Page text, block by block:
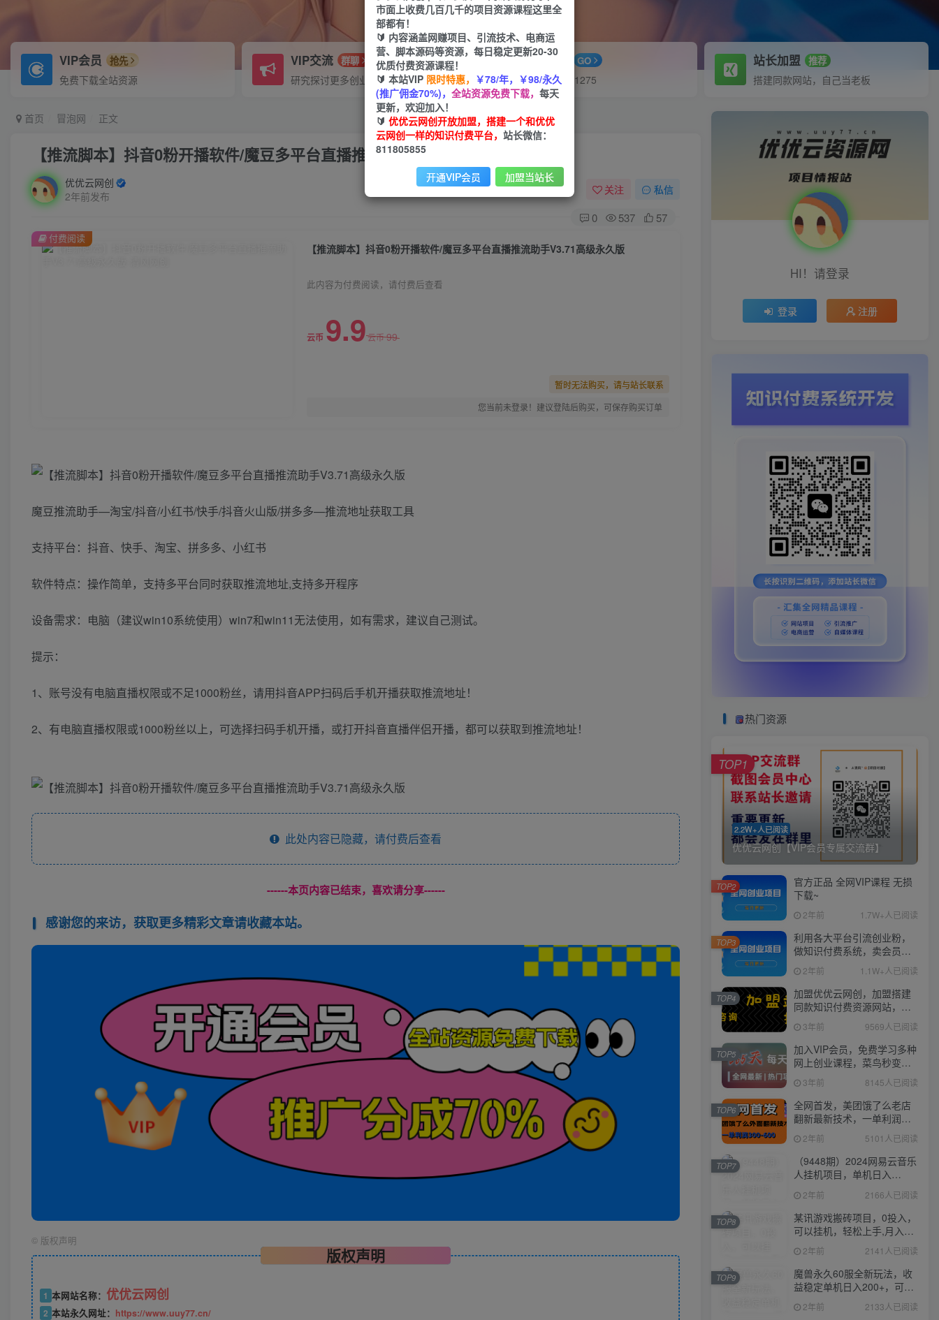
VIP会员 抢先
免费下载全站资源
VIP交流 群聊
研究探讨更多创业项目路子。
APP下载 GO
站长V：hu91275
站长加盟 推荐
搭建同款网站，自己当老板
首页 冒泡网 正文
【推流脚本】抖音0粉开播软件/魔豆多平台直播推流助手V3.71高级永久版
优优云网创
2年前发布
关注 私信
0 537 57
【推流脚本】抖音0粉开播软件/魔豆多平台直播推流助手V3.71高级永久版
此内容为付费阅读，请付费后查看
云币 9.9云币99
暂时无法购买，请与站长联系
您当前未登录！建议登陆后购买，可保存购买订单
付费阅读
魔豆推流助手—淘宝/抖音/小红书/快手/抖音火山版/拼多多—推流地址获取工具
支持平台：抖音、快手、淘宝、拼多多、小红书
软件特点：操作简单，支持多平台同时获取推流地址,支持多开程序
设备需求：电脑（建议win10系统使用）win7和win11无法使用，如有需求，建议自己测试。
提示：
1、账号没有电脑直播权限或不足1000粉丝，请用抖音APP扫码后手机开播获取推流地址！
2、有电脑直播权限或1000粉丝以上，可选择扫码手机开播，或打开抖音直播伴侣开播，都可以获取到推流地址！
此处内容已隐藏，请付费后查看
------本页内容已结束，喜欢请分享------
感谢您的来访，获取更多精彩文章请收藏本站。
© 版权声明
版权声明
1 本网站名称： 优优云网创
2 本站永久网址： https://www.uuy77.cn/
HI！请登录
登录 注册
热门资源
2.2W+人已阅读
优优云网创【VIP会员专属交流群】
TOP1
官方正品 全网VIP课程 无损
下载~
2年前 1.7W+人已阅读
TOP2
利用各大平台引流创业粉，
做知识付费系统，卖会员，
卖课程，实现日入几百几千
2年前 1.1W+人已阅读
TOP3
加盟优优云网创，加盟搭建
同款知识付费资源网站，实
现长期稳定被动收入~
3年前 9569人已阅读
TOP4
加入VIP会员，免费学习多种
网上创业课程，菜鸟秒变大
神！
3年前 8145人已阅读
TOP5
全网首发，美团饿了么老店
翻新最新技术，一单利润
300-600
2年前 5101人已阅读
TOP6
（9448期）2024网易云音乐
人挂机项目，单机日入
150+，无脑月入5000+
2年前 2166人已阅读
TOP7
某讯游戏搬砖项目，0投入，
可以挂机，轻松上手,月入
3000+上不封顶
2年前 2141人已阅读
TOP8
魔兽永久60服全新玩法，收
益稳定单机日入200+，可以
多开矩阵操作。
2年前 2133人已阅读
TOP9
市面上收费几百几千的项目资源课程这里全
部都有！
🔰 内容涵盖网赚项目、引流技术、电商运
营、脚本源码等资源，每日稳定更新20-30
优质付费资源课程！
🔰 本站VIP 限时特惠， ￥78/年，￥98/永久
(推广佣金70%)， 全站资源免费下载， 每天
更新，欢迎加入！
🔰 优优云网创开放加盟，搭建一个和优优
云网创一样的知识付费平台， 站长微信：
811805855
开通VIP会员 加盟当站长